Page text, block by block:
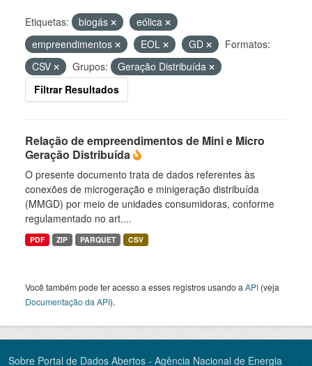
Etiquetas: biogás
eólica
empreendimentos
EOL GD
Formatos:
CSV
Grupos:
Geração Distribuída
Filtrar Resultados
Relação de empreendimentos de Mini e Micro
Geração Distribuída
O presente documento trata de dados referentes às
conexões de microgeração e minigeração distribuída
(MMGD) por meio de unidades consumidoras, conforme
regulamentado no art....
PDF ZIP PARQUET CSV
Você também pode ter acesso a esses registros usando a API (veja
Documentação da API).
Sobre Portal de Dados Abertos - Agência Nacional de Energia